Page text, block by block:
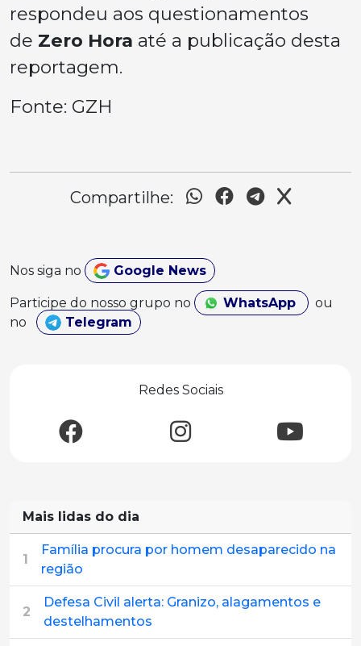
respondeu aos questionamentos
de Zero Hora até a publicação desta
reportagem.
Fonte: GZH
Compartilhe:
Nos siga no Google News
Participe do nosso grupo no WhatsApp
ou
no
Telegram
Redes Sociais
Mais lidas do dia
1
Família procura por homem desaparecido na
região
2
Defesa Civil alerta: Granizo, alagamentos e
destelhamentos